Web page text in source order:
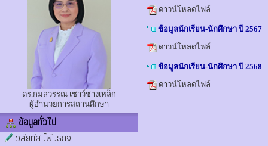
ดร.กมลวรรณ เชาว์ช่างเหล็ก
ผู้อำนวยการสถานศึกษา
ข้อมูลทั่วไป
วิสัยทัศน์พันธกิจ
ดาวน์โหลดไฟล์
ข้อมูลนักเรียน-นักศึกษา ปี 2567
ดาวน์โหลดไฟล์
ข้อมูลนักเรียน-นักศึกษา ปี 2568
ดาวน์โหลดไฟล์